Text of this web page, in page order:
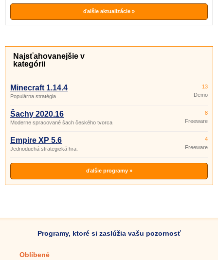
ďalšie aktualizácie »
Najsťahovanejšie v
kategórii
Minecraft 1.14.4
Populárna stratégia
13
Demo
Šachy 2020.16
Moderne spracované šach českého tvorca
8
Freeware
Empire XP 5.6
Jednoduchá strategická hra.
4
Freeware
ďalšie programy »
Programy, ktoré si zaslúžia vašu pozornosť
Oblíbené